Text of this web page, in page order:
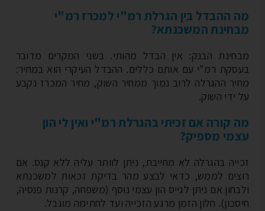
ההבדל בין הגרלת רמ"י למכרז רמ"י
המשכנתא?
הבנק: אין הבדל מהותי. בשני המקרים מדובר
רמ"י עם אותם כללים. ההבדל העיקרי הוא במחיר:
ההגרלה לרוב נמוך ממחיר השוק, מחיר המכרז נקבע
ידי השוק.
קורה אם זכיתי בהגרלת רמ"י ואין לי הון
מספיק?
בהגרלה לא מחייבת, ניתן לוותר עליה ללא קנס. אם
לממש, כדאי לבצע מהר בדיקת זכאות למשכנתא
אם ניתן לגייס הון עצמי נוסף (משפחה, קרנות פנסיה,
חלון הזמן מרגע הזכייה ועד לחתימה מוגבל.